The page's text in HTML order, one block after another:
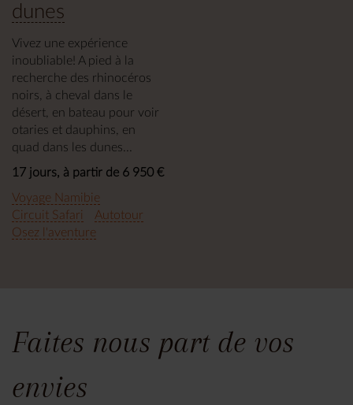
dunes
Vivez une expérience
inoubliable! A pied à la
recherche des rhinocéros
noirs, à cheval dans le
désert, en bateau pour voir
otaries et dauphins, en
quad dans les dunes...
17 jours, à partir de 6 950 €
Voyage Namibie
Circuit Safari
Autotour
Osez l'aventure
Faites nous part de vos
envies